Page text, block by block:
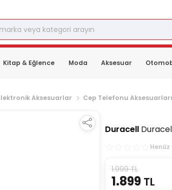
Kitap & Eğlence Moda Aksesuar
Aksesuarlar Cep Telefonu Aksesuarları
Duracell
1.999 TL
1.899TL